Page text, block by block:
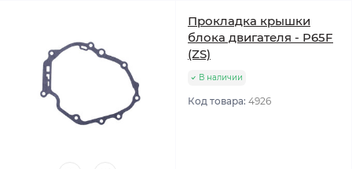
Прокладка крышки
блока двигателя - P65F
(ZS)
В наличии
Код товара: 4926